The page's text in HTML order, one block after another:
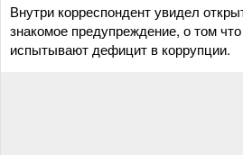
Внутри корреспондент увидел
знакомое предупреждение, о том
испытывают дефицит в коррупции.